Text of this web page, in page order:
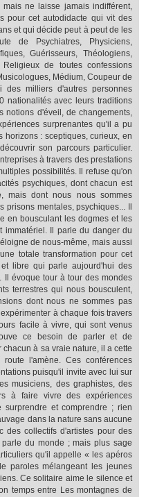
ne laisse jamais indifférent,
pour cet autodidacte qui vit des
et qui décide peut à peut de les
de Psychiatres, Physiciens,
Guérisseurs, Théologiens,
de toutes confessions
Médium, Coupeur de
des milliers d'autres personnes
nationalités avec leurs traditions
d'éveil, de changements,
surprenantes qu'il a pu
horizons : sceptiques, curieux, en
son parcours particulier.
à travers des prestations
possibilités. Il refuse qu'on
psychiques, dont chacun est
mais dont nous nous sommes
prisons mentales, psychiques... Il
en bousculant les dogmes et les
immatériel. Il parle du danger du
de nous-même, mais aussi
totale transformation pour cet
libre qui parle aujourd'hui des
Il évoque tour à tour des mondes
terrestres qui nous bousculent,
dont nous ne sommes pas
à chaque fois travers
facile à vivre, qui sont venus
ce besoin de parler et de
à sa vraie nature, il a cette
l'amène. Ces conférences
puisqu'il invite avec lui sur
musiciens, des graphistes, des
à faire vivre des expériences
et comprendre ; rien
dans la nature sans aucune
des collectifs d'artistes pour des
du monde ; mais plus sage
qu'il appelle « les apéros
paroles mélangeant les jeunes
Ce solitaire aime le silence et
temps entre Les montagnes de